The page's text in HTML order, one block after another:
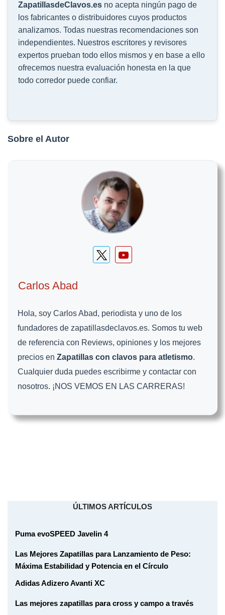
ZapatillasdeClavos.es no acepta ningún pago de
los fabricantes o distribuidores cuyos productos
analizamos. Todas nuestras recomendaciones son
independientes. Nuestros escritores y revisores
expertos prueban todo ellos mismos y en base a ello
ofrecemos nuestra evaluación honesta en la que
todo corredor puede confiar.
Sobre el Autor
Carlos Abad
Hola, soy Carlos Abad, periodista y uno de los
fundadores de zapatillasdeclavos.es. Somos tu web
de referencia con Reviews, opiniones y los mejores
precios en Zapatillas con clavos para atletismo.
Cualquier duda puedes escribirme y contactar con
nosotros. ¡NOS VEMOS EN LAS CARRERAS!
ÚLTIMOS ARTÍCULOS
Puma evoSPEED Javelin 4
Las Mejores Zapatillas para Lanzamiento de Peso:
Máxima Estabilidad y Potencia en el Círculo
Adidas Adizero Avanti XC
Las mejores zapatillas para cross y campo a través